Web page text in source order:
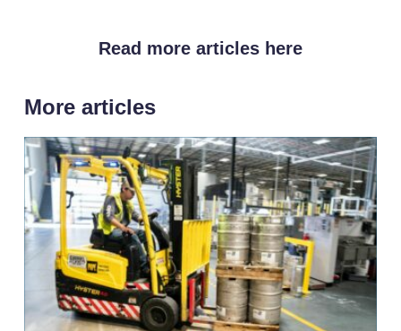
Read more articles here
More articles